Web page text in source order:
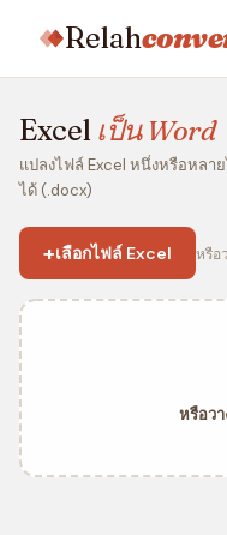
Relah
Excel เป็น Word
แปลงไฟล์ Excel หนึ่งหรือหลา
ได้ (.docx)
+เลือกไฟล์ Excel หรือ
หรือว